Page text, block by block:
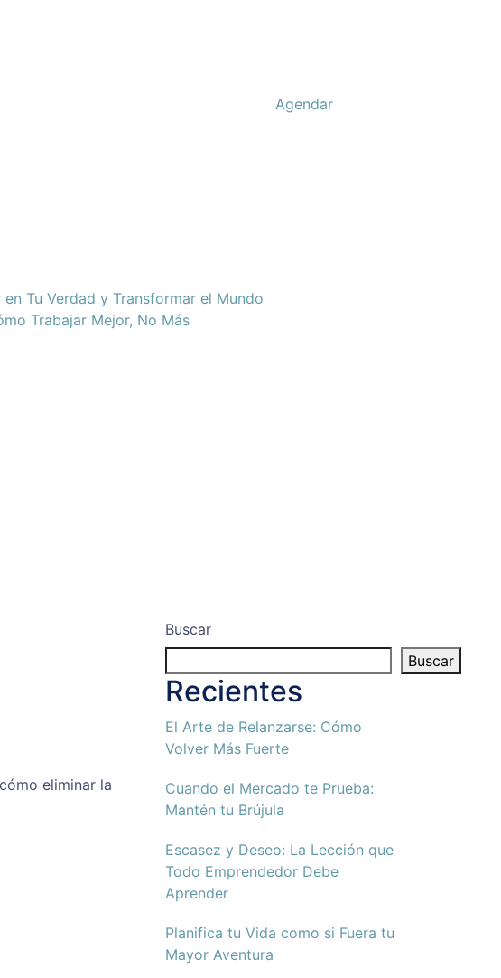
Tu Verdad y Transformar el Mundo
Trabajar Mejor, No Más
Agendar
eliminar la
Buscar
Buscar
Recientes
El Arte de Relanzarse: Cómo
Volver Más Fuerte
Cuando el Mercado te Prueba:
Mantén tu Brújula
Escasez y Deseo: La Lección que
Todo Emprendedor Debe
Aprender
Planifica tu Vida como si Fuera tu
Mayor Aventura